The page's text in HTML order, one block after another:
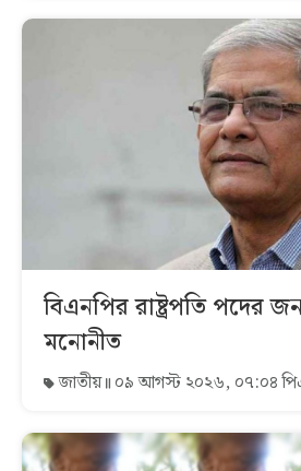
বিএনপির রাষ্ট্রপতি পদের
মনোনীত
জাতীয় ০৯ আগস্ট ২০২৬, ০৭:০৪